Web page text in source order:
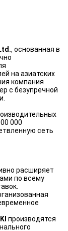
, основанная в
на азиатских
компания
с безупречной
000
сеть
расширяет
по всему
производятся